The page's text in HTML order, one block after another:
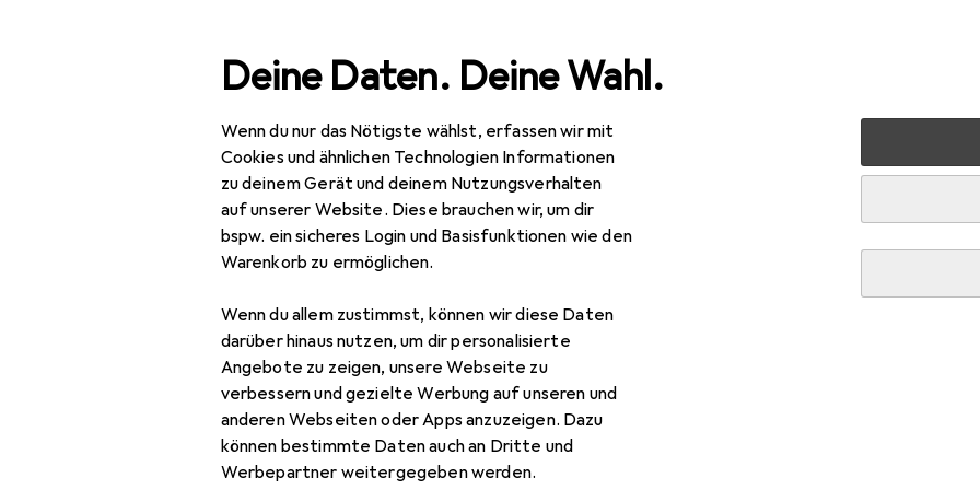
Deine Daten. Deine Wahl.
Wenn du nur das Nötigste wählst, erfassen wir mit
Cookies und ähnlichen Technologien Informationen
zu deinem Gerät und deinem Nutzungsverhalten
auf unserer Website. Diese brauchen wir, um dir
bspw. ein sicheres Login und Basisfunktionen wie den
Warenkorb zu ermöglichen.
Wenn du allem zustimmst, können wir diese Daten
darüber hinaus nutzen, um dir personalisierte
Angebote zu zeigen, unsere Webseite zu
verbessern und gezielte Werbung auf unseren und
anderen Webseiten oder Apps anzuzeigen. Dazu
können bestimmte Daten auch an Dritte und
Werbepartner weitergegeben werden.
Navigation nach KategorienGesamtsortiment Baumarkt + Garten Werkzeug + Werkstatt